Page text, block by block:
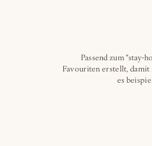
Passend zum "stay-
Favouriten erstellt, damit
es